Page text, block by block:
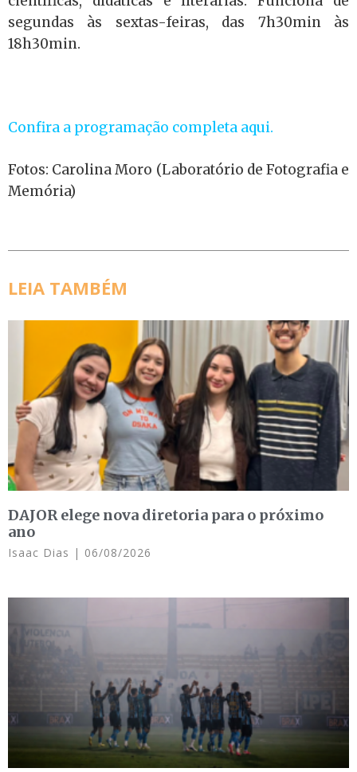
segundas às sextas-feiras, das 7h30min às
18h30min.
Confira a programação completa aqui.
Fotos: Carolina Moro (Laboratório de Fotografia e
Memória)
LEIA TAMBÉM
DAJOR elege nova diretoria para o próximo
ano
Isaac Dias 06/08/2026